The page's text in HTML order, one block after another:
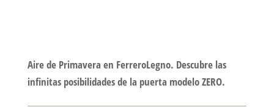
Aire de Primavera en FerreroLegno. Descubre las
infinitas posibilidades de la puerta modelo ZERO.